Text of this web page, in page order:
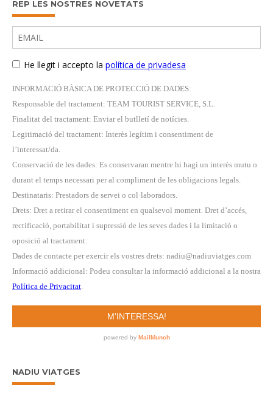
REP LES NOSTRES NOVETATS
NADIU VIATGES